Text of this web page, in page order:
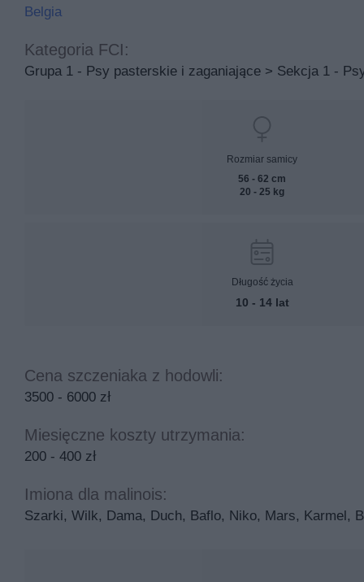
Belgia
Kategoria FCI:
Grupa 1 - Psy pasterskie i zaganiające > Sekcja 1 -
Rozmiar samicy
56 - 62 cm
20 - 25 kg
Długość życia
10 - 14 lat
Cena szczeniaka z hodowli:
3500 - 6000 zł
Miesięczne koszty utrzymania:
200 - 400 zł
Imiona dla malinois:
Szarki, Wilk, Dama, Duch, Baflo, Niko, Mars, Karmel,